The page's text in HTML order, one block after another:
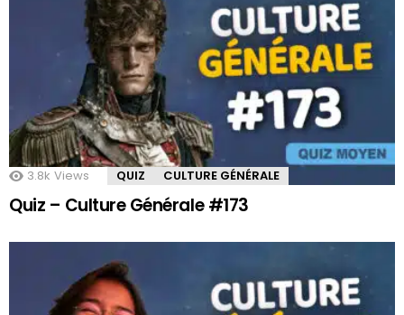
3.8k Views QUIZ CULTURE GÉNÉRALE
Quiz – Culture Générale #173